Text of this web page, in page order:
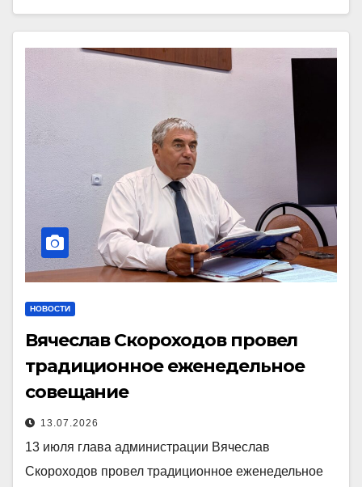
НОВОСТИ
Вячеслав Скороходов провел
традиционное еженедельное
совещание
13.07.2026
13 июля глава администрации Вячеслав
Скороходов провел традиционное еженедельное